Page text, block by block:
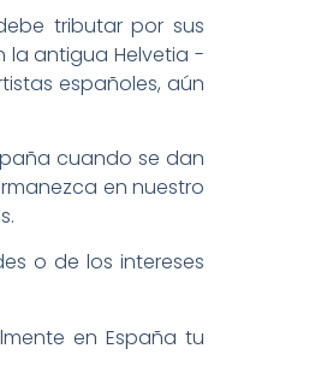
tributar por sus
la antigua Helvetia -
españoles, aún
cuando se dan
en nuestro
o de los intereses
en España tu